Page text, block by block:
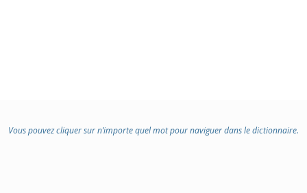
Vous pouvez cliquer sur n’importe quel mot pour naviguer dans le dictionnaire.